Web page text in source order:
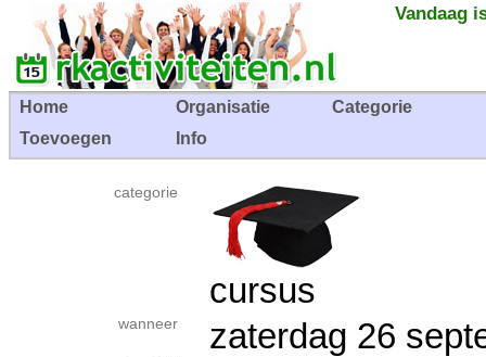
Vandaag
Home Organisatie
Categorie
Toevoegen
Info
categorie
cursus
wanneer zaterdag 26